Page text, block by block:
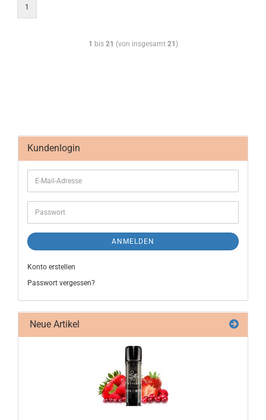
1
1 bis 21 (von insgesamt 21 )
Kundenlogin
ANMELDEN
Konto erstellen
Passwort vergessen?
Neue Artikel